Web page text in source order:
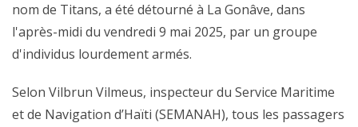
nom de Titans, a été détourné à La Gonâve, dans
l'après-midi du vendredi 9 mai 2025, par un groupe
d'individus lourdement armés.
Selon Vilbrun Vilmeus, inspecteur du Service Maritime
et de Navigation d’Haïti (SEMANAH), tous les passagers